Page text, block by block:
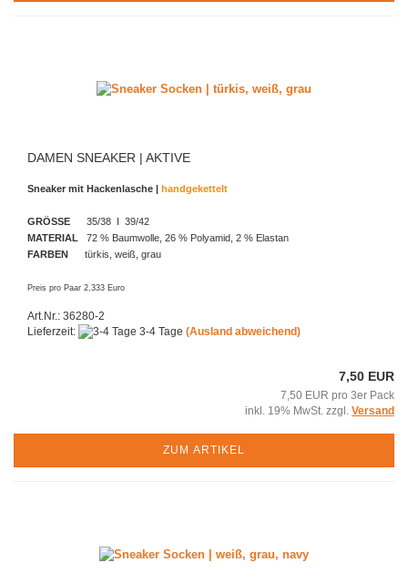
DAMEN SNEAKER | AKTIVE
Sneaker mit Hackenlasche | handgekettelt
GRÖSSE 35/38 I 39/42
MATERIAL 72 % Baumwolle, 26 % Polyamid, 2 % Elastan
FARBEN türkis, weiß, grau
Preis pro Paar 2,333 Euro
Art.Nr.: 36280-2
Lieferzeit:
3-4 Tage (Ausland abweichend)
7,50 EUR
7,50 EUR pro 3er Pack
inkl. 19% MwSt. zzgl. Versand
ZUM ARTIKEL